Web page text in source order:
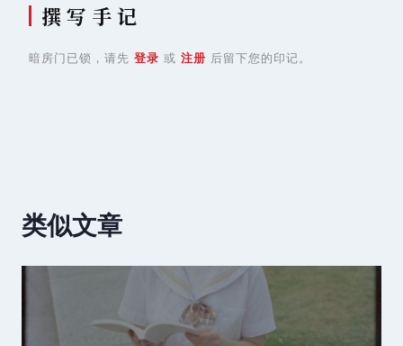
撰 写 手 记
暗房门已锁，请先 登录 或 注册 后留下您的印记。
类似文章